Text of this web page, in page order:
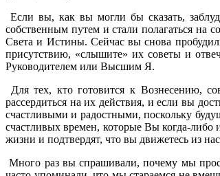
Если вы, как вы могли бы сказать,
собственным путем и стали полагаться на
Света и Истины. Сейчас вы снова
присутствию, «слышите» их советы и
Руководителем или Высшим Я.
Для тех, кто готовится к Вознесению,
рассердиться на их действия, и если вы
счастливыми и радостными, поскольку
счастливых времен, которые Вы когда-
жизни и подтвердят, что вы движетесь из
Много раз вы спрашивали, почему мы